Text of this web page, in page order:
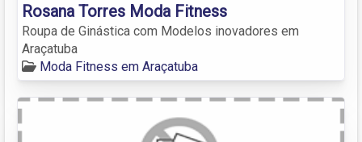
Rosana Torres Moda Fitness
Roupa de Ginástica com Modelos inovadores em
Araçatuba
Moda Fitness em Araçatuba